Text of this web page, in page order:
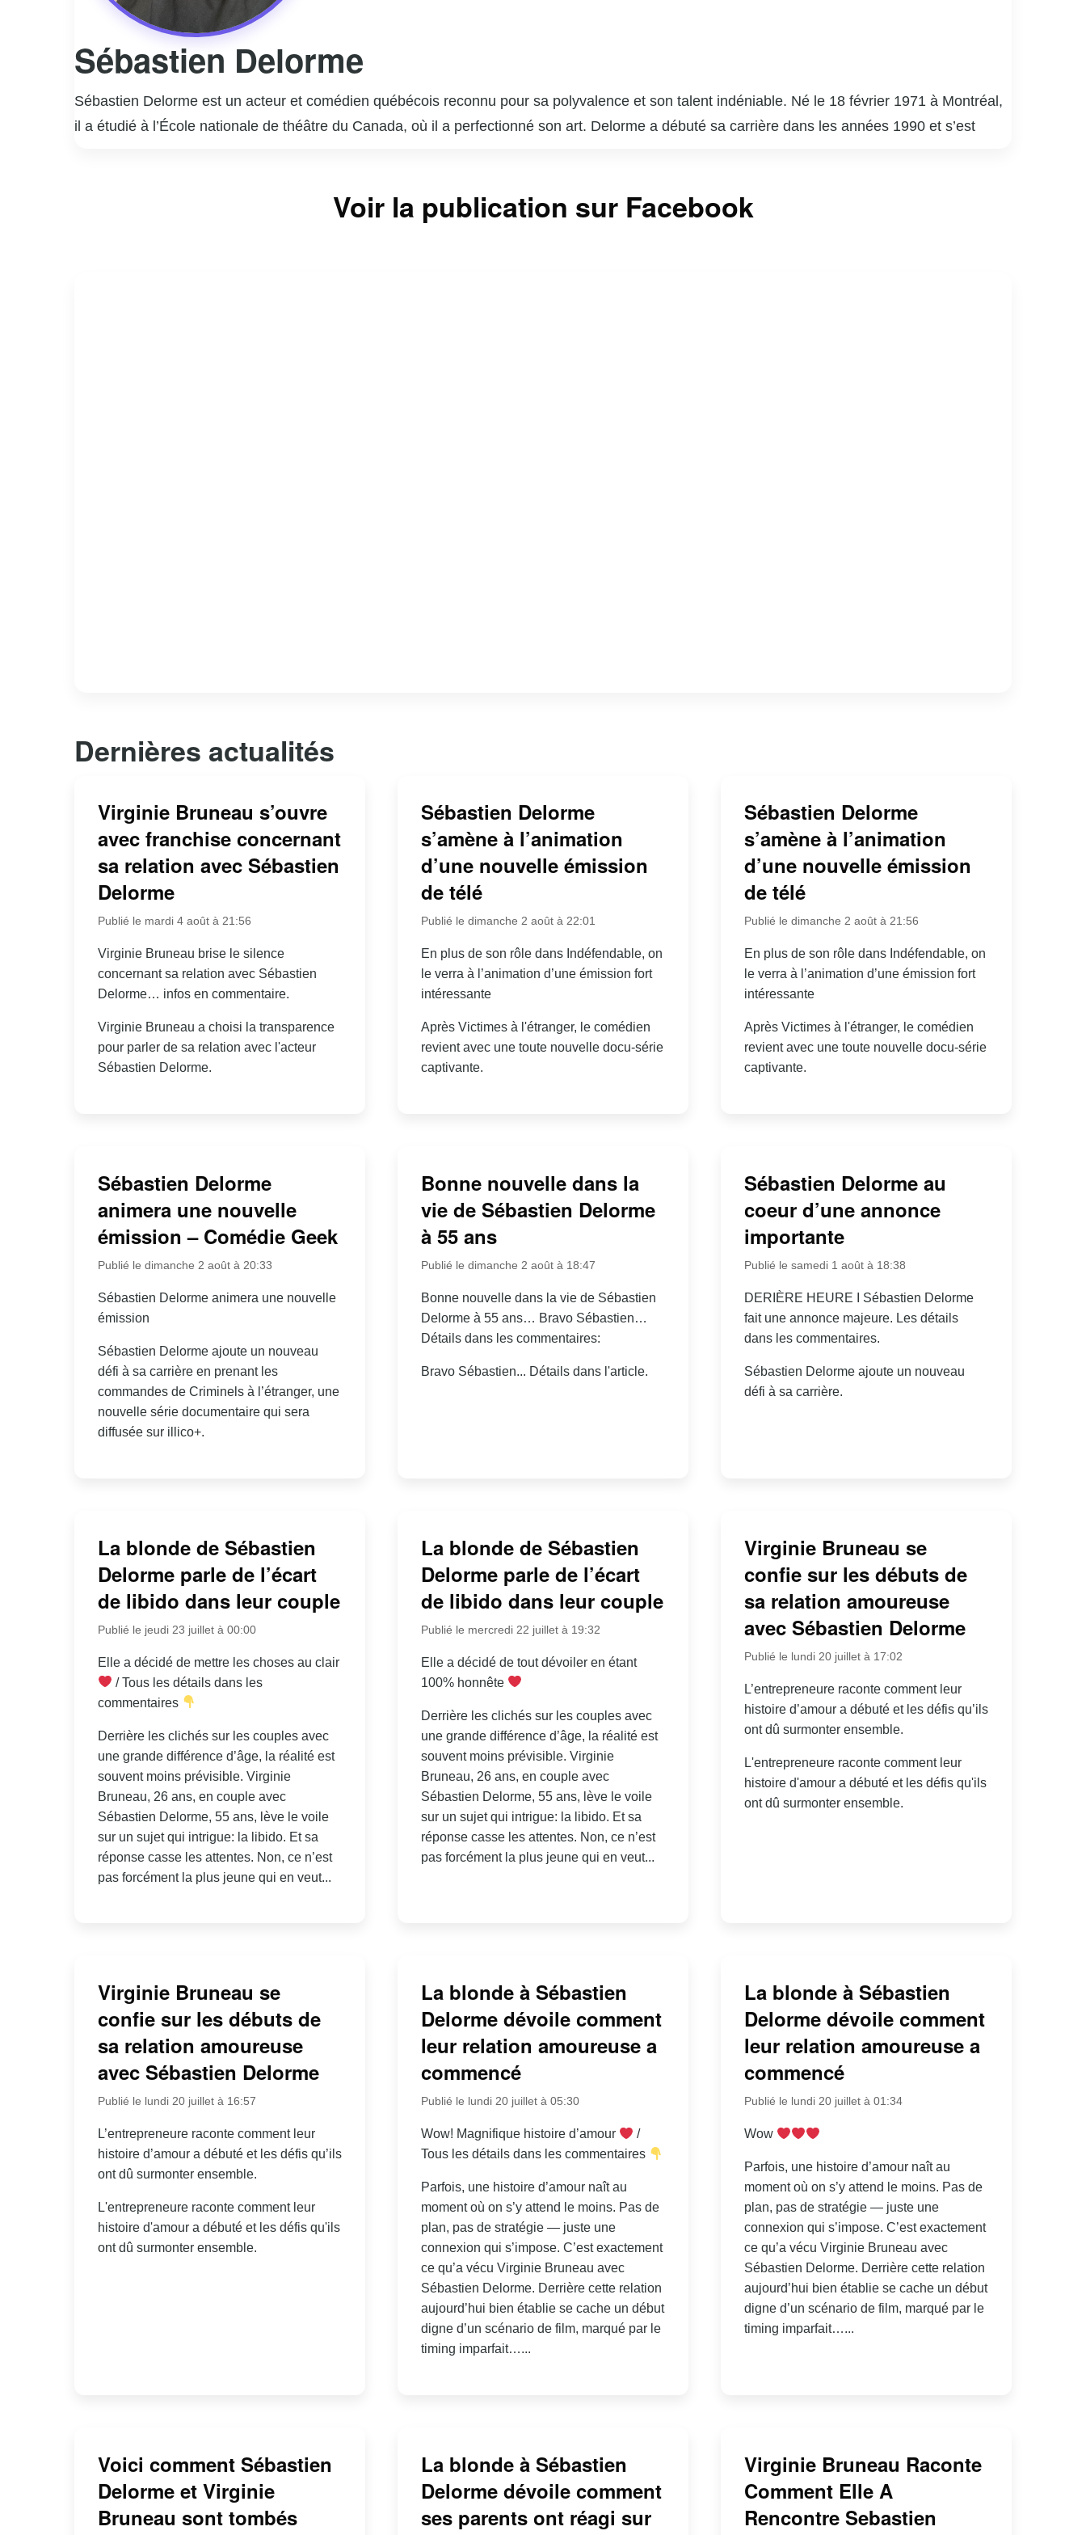
Sébastien Delorme
Sébastien Delorme est un acteur et comédien québécois reconnu pour sa polyvalence et son talent indéniable. Né le 18 février 1971 à Montréal,
il a étudié à l’École nationale de théâtre du Canada, où il a perfectionné son art. Delorme a débuté sa carrière dans les années 1990 et s’est
interprétation nuancée et authentique de personnages complexes lui a valu l’admiration du public et de la critique. En plus de ses performances à
Voir la publication sur Facebook
Dernières actualités
Virginie Bruneau s’ouvre
avec franchise concernant
sa relation avec Sébastien
Delorme
Publié le mardi 4 août à 21:56
Virginie Bruneau brise le silence
concernant sa relation avec Sébastien
Delorme… infos en commentaire.
Virginie Bruneau a choisi la transparence
pour parler de sa relation avec l'acteur
Sébastien Delorme.
Sébastien Delorme
s’amène à l’animation
d’une nouvelle émission
de télé
Publié le dimanche 2 août à 22:01
En plus de son rôle dans Indéfendable, on
le verra à l’animation d’une émission fort
intéressante
Après Victimes à l'étranger, le comédien
revient avec une toute nouvelle docu-série
captivante.
Sébastien Delorme
s’amène à l’animation
d’une nouvelle émission
de télé
Publié le dimanche 2 août à 21:56
En plus de son rôle dans Indéfendable, on
le verra à l’animation d’une émission fort
intéressante
Après Victimes à l'étranger, le comédien
revient avec une toute nouvelle docu-série
captivante.
Sébastien Delorme
animera une nouvelle
émission – Comédie Geek
Publié le dimanche 2 août à 20:33
Sébastien Delorme animera une nouvelle
émission
Sébastien Delorme ajoute un nouveau
défi à sa carrière en prenant les
commandes de Criminels à l’étranger, une
nouvelle série documentaire qui sera
diffusée sur illico+.
Bonne nouvelle dans la
vie de Sébastien Delorme
à 55 ans
Publié le dimanche 2 août à 18:47
Bonne nouvelle dans la vie de Sébastien
Delorme à 55 ans… Bravo Sébastien…
Détails dans les commentaires:
Bravo Sébastien... Détails dans l'article.
Sébastien Delorme au
coeur d’une annonce
importante
Publié le samedi 1 août à 18:38
DERIÈRE HEURE I Sébastien Delorme
fait une annonce majeure. Les détails
dans les commentaires.
Sébastien Delorme ajoute un nouveau
défi à sa carrière.
La blonde de Sébastien
Delorme parle de l’écart
de libido dans leur couple
Publié le jeudi 23 juillet à 00:00
Elle a décidé de mettre les choses au clair
/ Tous les détails dans les
commentaires
Derrière les clichés sur les couples avec
une grande différence d’âge, la réalité est
souvent moins prévisible. Virginie
Bruneau, 26 ans, en couple avec
Sébastien Delorme, 55 ans, lève le voile
sur un sujet qui intrigue: la libido. Et sa
réponse casse les attentes. Non, ce n’est
pas forcément la plus jeune qui en veut...
La blonde de Sébastien
Delorme parle de l’écart
de libido dans leur couple
Publié le mercredi 22 juillet à 19:32
Elle a décidé de tout dévoiler en étant
100% honnête
Derrière les clichés sur les couples avec
une grande différence d’âge, la réalité est
souvent moins prévisible. Virginie
Bruneau, 26 ans, en couple avec
Sébastien Delorme, 55 ans, lève le voile
sur un sujet qui intrigue: la libido. Et sa
réponse casse les attentes. Non, ce n’est
pas forcément la plus jeune qui en veut...
Virginie Bruneau se
confie sur les débuts de
sa relation amoureuse
avec Sébastien Delorme
Publié le lundi 20 juillet à 17:02
L’entrepreneure raconte comment leur
histoire d’amour a débuté et les défis qu’ils
ont dû surmonter ensemble.
L'entrepreneure raconte comment leur
histoire d'amour a débuté et les défis qu'ils
ont dû surmonter ensemble.
Virginie Bruneau se
confie sur les débuts de
sa relation amoureuse
avec Sébastien Delorme
Publié le lundi 20 juillet à 16:57
L’entrepreneure raconte comment leur
histoire d’amour a débuté et les défis qu’ils
ont dû surmonter ensemble.
L'entrepreneure raconte comment leur
histoire d'amour a débuté et les défis qu'ils
ont dû surmonter ensemble.
La blonde à Sébastien
Delorme dévoile comment
leur relation amoureuse a
commencé
Publié le lundi 20 juillet à 05:30
Wow! Magnifique histoire d’amour
/
Tous les détails dans les commentaires
Parfois, une histoire d’amour naît au
moment où on s’y attend le moins. Pas de
plan, pas de stratégie — juste une
connexion qui s’impose. C’est exactement
ce qu’a vécu Virginie Bruneau avec
Sébastien Delorme. Derrière cette relation
aujourd’hui bien établie se cache un début
digne d’un scénario de film, marqué par le
timing imparfait…...
La blonde à Sébastien
Delorme dévoile comment
leur relation amoureuse a
commencé
Publié le lundi 20 juillet à 01:34
Wow
Parfois, une histoire d’amour naît au
moment où on s’y attend le moins. Pas de
plan, pas de stratégie — juste une
connexion qui s’impose. C’est exactement
ce qu’a vécu Virginie Bruneau avec
Sébastien Delorme. Derrière cette relation
aujourd’hui bien établie se cache un début
digne d’un scénario de film, marqué par le
timing imparfait…...
Voici comment Sébastien
Delorme et Virginie
Bruneau sont tombés
La blonde à Sébastien
Delorme dévoile comment
ses parents ont réagi sur
Virginie Bruneau Raconte
Comment Elle A
Rencontre Sebastien